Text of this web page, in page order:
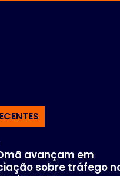
avançam em
sobre tráfego